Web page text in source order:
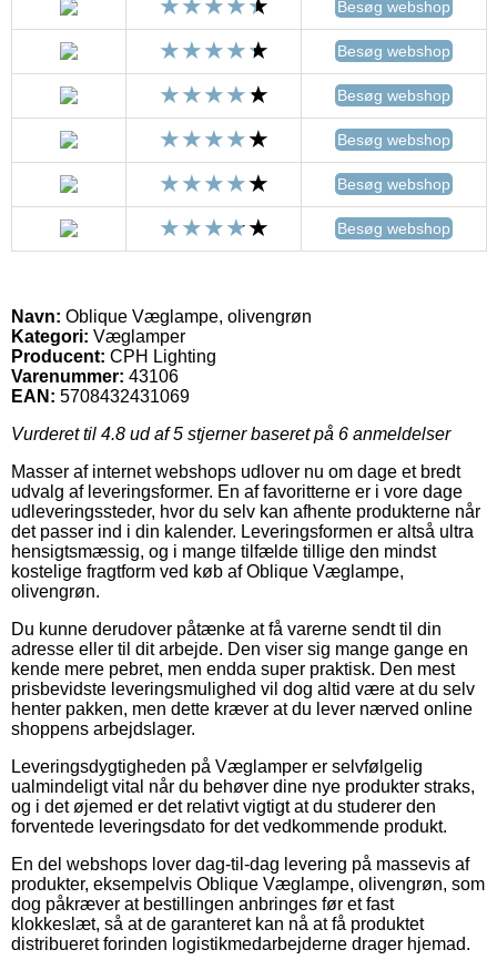
Besøg webshop
Besøg webshop
Besøg webshop
Besøg webshop
Besøg webshop
Besøg webshop
Navn: Oblique Væglampe, olivengrøn
Kategori: Væglamper
Producent: CPH Lighting
Varenummer: 43106
EAN: 5708432431069
Vurderet til 4.8 ud af 5 stjerner baseret på 6 anmeldelser
Masser af internet webshops udlover nu om dage et bredt
udvalg af leveringsformer. En af favoritterne er i vore dage
udleveringssteder, hvor du selv kan afhente produkterne når
det passer ind i din kalender. Leveringsformen er altså ultra
hensigtsmæssig, og i mange tilfælde tillige den mindst
kostelige fragtform ved køb af Oblique Væglampe,
olivengrøn.
Du kunne derudover påtænke at få varerne sendt til din
adresse eller til dit arbejde. Den viser sig mange gange en
kende mere pebret, men endda super praktisk. Den mest
prisbevidste leveringsmulighed vil dog altid være at du selv
henter pakken, men dette kræver at du lever nærved online
shoppens arbejdslager.
Leveringsdygtigheden på Væglamper er selvfølgelig
ualmindeligt vital når du behøver dine nye produkter straks,
og i det øjemed er det relativt vigtigt at du studerer den
forventede leveringsdato for det vedkommende produkt.
En del webshops lover dag-til-dag levering på massevis af
produkter, eksempelvis Oblique Væglampe, olivengrøn, som
dog påkræver at bestillingen anbringes før et fast
klokkeslæt, så at de garanteret kan nå at få produktet
distribueret forinden logistikmedarbejderne drager hjemad.